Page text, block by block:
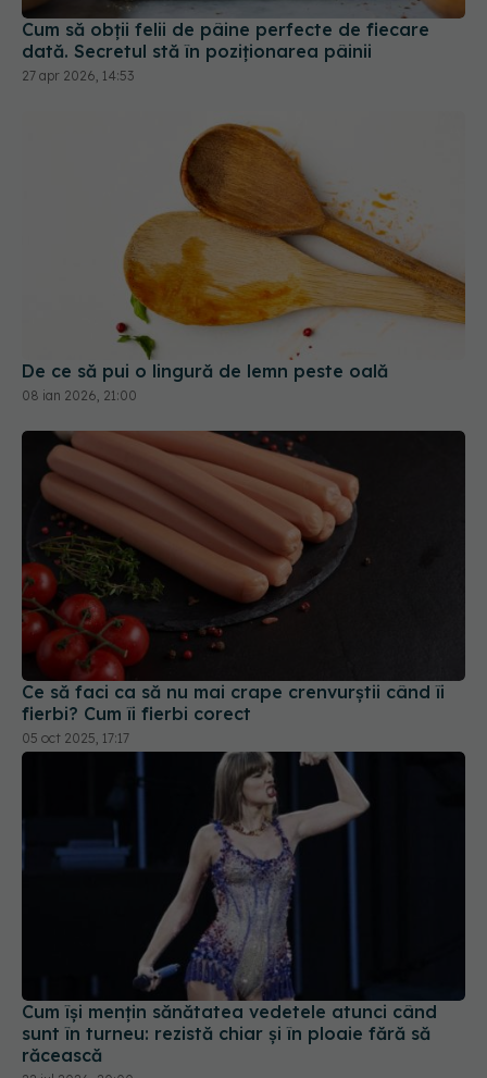
27 apr 2026, 14:53
De ce să pui o lingură de lemn peste oală
08 ian 2026, 21:00
Ce să faci ca să nu mai crape crenvurștii când îi
fierbi? Cum îi fierbi corect
05 oct 2025, 17:17
Cum își mențin sănătatea vedetele atunci când
sunt în turneu: rezistă chiar și în ploaie fără să
răcească
22 iul 2026, 20:00